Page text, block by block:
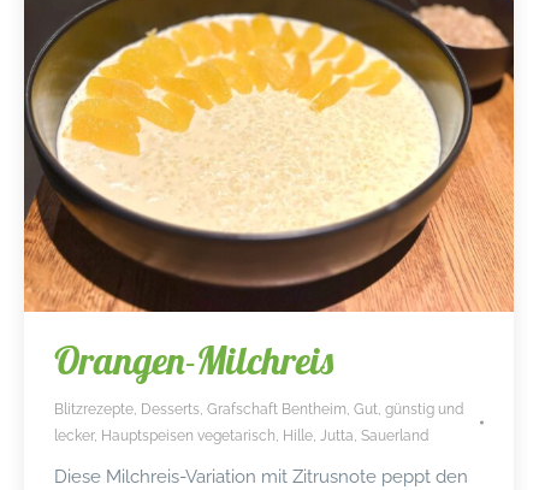
Orangen-Milchreis
Blitzrezepte, Desserts, Grafschaft Bentheim, Gut, günstig und
lecker, Hauptspeisen vegetarisch, Hille, Jutta, Sauerland
Diese Milchreis-Variation mit Zitrusnote peppt den